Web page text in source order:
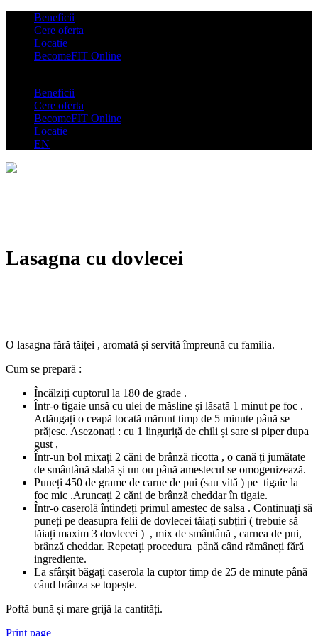
Beneficii
Cere oferta
Locatie
BecomeFIT Online
Beneficii
Cere oferta
BecomeFIT Online
Locatie
EN
Lasagna cu dovlecei
O lasagna fără tăiței , aromată și servită împreună cu familia.
Cum se prepară :
Încălziți cuptorul la 180 de grade .
Într-o tigaie unsă cu ulei de măsline și lăsată 1 minut pe foc .
Adăugați o ceapă tocată mărunt timp de 5 minute până se
prăjesc. Asezonați : cu 1 linguriță de chili și sare si piper dupa
gust ,
Într-un bol mixați 2 căni de brânză ricotta , o cană ți jumătate
de smântână slabă și un ou până amestecul se omogenizează.
Puneți 450 de grame de carne de pui (sau vită ) pe tigaie la
foc mic .Aruncați 2 căni de brânză cheddar în tigaie.
Într-o caserolă întindeți primul amestec de salsa . Continuați să
puneți pe deasupra felii de dovlecei tăiați subțiri ( trebuie să
tăiați maxim 3 dovlecei ) , mix de smântână , carnea de pui,
brânză cheddar. Repetați procedura până când rămâneți fără
ingrediente.
La sfârșit băgați caserola la cuptor timp de 25 de minute până
când brânza se topește.
Poftă bună și mare grijă la cantități.
Print page